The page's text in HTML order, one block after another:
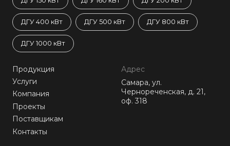
ДГУ 400 кВт ДГУ 500 кВт ДГУ 800 кВт
ДГУ 1000 кВт
Продукция
Услуги
Компания
Проекты
Поставщикам
Контакты
Адрес
Самара, ул.
Чернореченская, д. 21,
оф. 318